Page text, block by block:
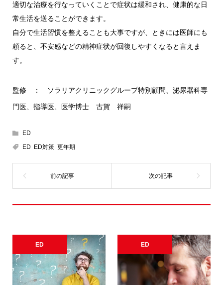
適切な治療を行なっていくことで症状は緩和され、健康的な日
常生活を送ることができます。
自分で生活習慣を整えることも大事ですが、ときには医師にも
頼ると、不安感などの精神症状が回復しやすくなると言えま
す。
監修 ： ソラリアクリニックグループ特別顧問、泌尿器科専
門医、指導医、医学博士 古賀 祥嗣
ED
ED
ED対策, 更年期
ED ED